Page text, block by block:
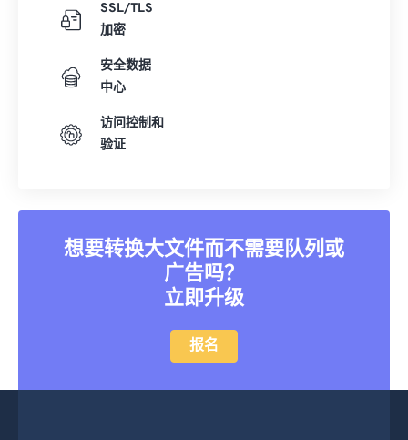
SSL/TLS
加密
安全数据
中心
访问控制和
验证
想要转换大文件而不需要队列或
广告吗？
立即升级
报名